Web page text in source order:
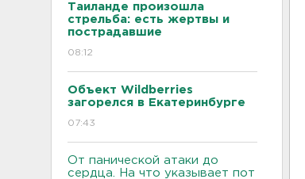
Таиланде произошла
стрельба: есть жертвы и
пострадавшие
08:12
Объект Wildberries
загорелся в Екатеринбурге
07:43
От панической атаки до
сердца. На что указывает пот